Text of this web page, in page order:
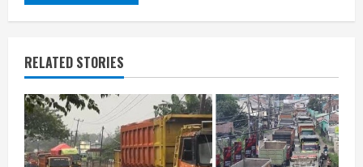
RELATED STORIES